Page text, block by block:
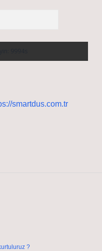
smartdus.com.tr
?